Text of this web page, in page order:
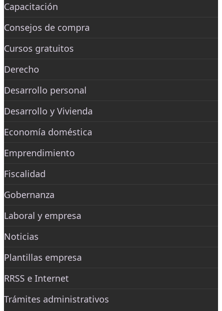
Capacitación
Consejos de compra
Cursos gratuitos
Derecho
Desarrollo personal
Desarrollo y Vivienda
Economía doméstica
Emprendimiento
Fiscalidad
Gobernanza
Laboral y empresa
Noticias
Plantillas empresa
RRSS e Internet
Trámites administrativos